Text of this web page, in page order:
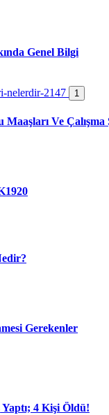
Genel Bilgi
1
Ve Çalışma
Gerekenler
4 Kişi Öldü!